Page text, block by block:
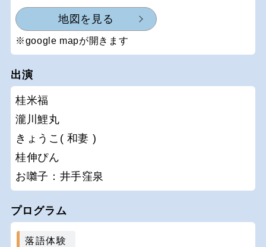
地図を見る
※google mapが開きます
出演
桂米福
瀧川鯉丸
きょうこ( 和妻 )
桂伸ぴん
お囃子：井手窪泉
プログラム
落語体験